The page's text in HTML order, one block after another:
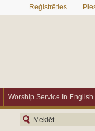
Reģistrēties
Worship Service In English